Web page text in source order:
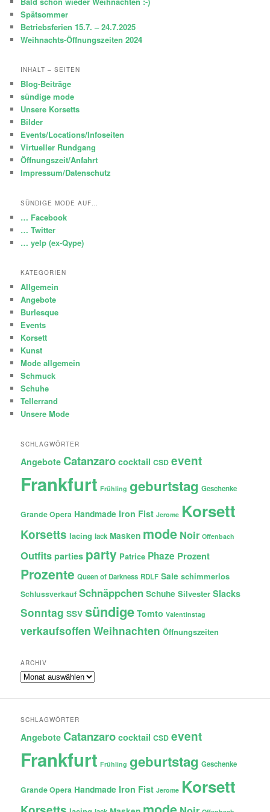
Spätsommer
Betriebsferien 15.7. – 24.7.2025
Weihnachts-Öffnungszeiten 2024
INHALT – SEITEN
Blog-Beiträge
sündige mode
Unsere Korsetts
Bilder
Events/Locations/Infoseiten
Virtueller Rundgang
Öffnungszeit/Anfahrt
Impressum/Datenschutz
SÜNDIGE MODE AUF…
… Facebook
… Twitter
… yelp (ex-Qype)
KATEGORIEN
Allgemein
Angebote
Burlesque
Events
Korsett
Kunst
Mode allgemein
Schmuck
Schuhe
Tellerrand
Unsere Mode
SCHLAGWÖRTER
Angebote Catanzaro cocktail CSD event
Frankfurt Frühling geburtstag Geschenke
Grande Opera Handmade Iron Fist Jerome Korsett
Korsetts lacing lack Masken mode Noir Offenbach
Outfits parties party Patrice Phaze Prozent
Prozente Queen of Darkness RDLF Sale schimmerlos
Schlussverkauf Schnäppchen Schuhe Silvester Slacks
Sonntag SSV sündige Tomto Valentinstag
verkaufsoffen Weihnachten Öffnungszeiten
ARCHIV
Archiv
SCHLAGWÖRTER
Angebote Catanzaro cocktail CSD event
Frankfurt Frühling geburtstag Geschenke
Grande Opera Handmade Iron Fist Jerome Korsett